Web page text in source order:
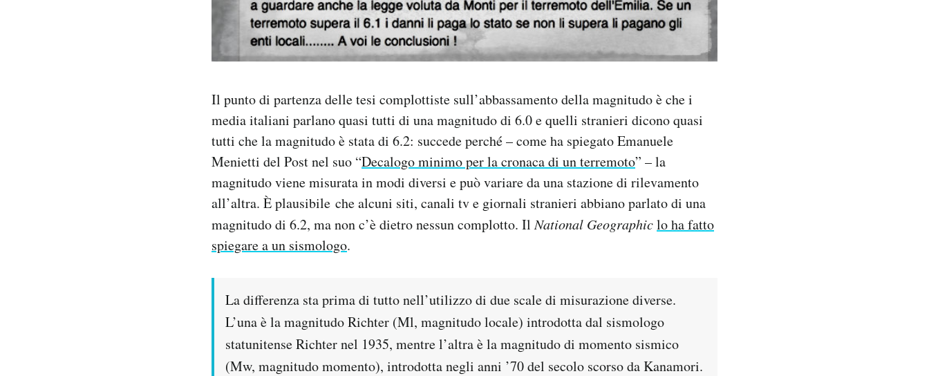
Il punto di partenza delle tesi complottiste sull’abbassamento della magnitudo è che i
media italiani parlano quasi tutti di una magnitudo di 6.0 e quelli stranieri dicono quasi
tutti che la magnitudo è stata di 6.2: succede perché – come ha spiegato Emanuele
Menietti del Post nel suo “Decalogo minimo per la cronaca di un terremoto” – la
magnitudo viene misurata in modi diversi e può variare da una stazione di rilevamento
all’altra. È plausibile che alcuni siti, canali tv e giornali stranieri abbiano parlato di una
magnitudo di 6.2, ma non c’è dietro nessun complotto. IlNational Geographiclo ha fatto
spiegare a un sismologo.
La differenza sta prima di tutto nell’utilizzo di due scale di misurazione diverse.
L’una è la magnitudo Richter (Ml, magnitudo locale) introdotta dal sismologo
statunitense Richter nel 1935, mentre l’altra è la magnitudo di momento sismico
(Mw, magnitudo momento), introdotta negli anni ’70 del secolo scorso da Kanamori.